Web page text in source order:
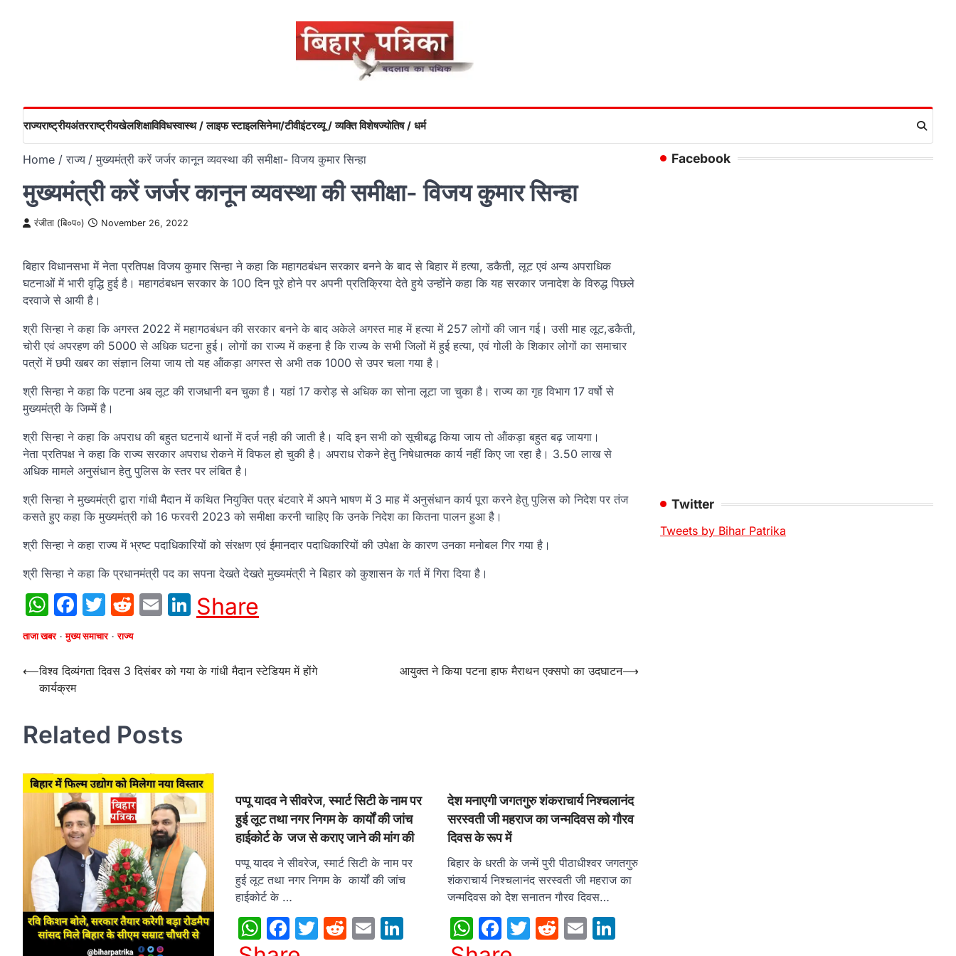
राज्यराष्ट्रीयअंतरराष्ट्रीयखेलशिक्षाविविधस्वास्थ / लाइफ स्टाइलसिनेमा/टीवीइंटरव्यू / व्यक्ति विशेषज्योतिष / धर्म
Home राज्य मुख्यमंत्री करें जर्जर कानून व्यवस्था की समीक्षा- विजय कुमार सिन्हा
मुख्यमंत्री करें जर्जर कानून व्यवस्था की समीक्षा- विजय कुमार सिन्हा
रंजीता (बि०प०) November 26, 2022
बिहार विधानसभा में नेता प्रतिपक्ष विजय कुमार सिन्हा ने कहा कि महागठबंधन सरकार बनने के बाद से बिहार में हत्या, डकैती, लूट एवं अन्य अपराधिक
घटनाओं में भारी वृद्धि हुई है। महागठंबधन सरकार के 100 दिन पूरे होने पर अपनी प्रतिक्रिया देते हुये उन्होंने कहा कि यह सरकार जनादेश के विरुद्ध पिछले
दरवाजे से आयी है।
श्री सिन्हा ने कहा कि अगस्त 2022 में महागठबंधन की सरकार बनने के बाद अकेले अगस्त माह में हत्या में 257 लोगों की जान गई। उसी माह लूट,डकैती,
चोरी एवं अपरहण की 5000 से अधिक घटना हुई। लोगों का राज्य में कहना है कि राज्य के सभी जिलों में हुई हत्या, एवं गोली के शिकार लोगों का समाचार
पत्रों में छपी खबर का संज्ञान लिया जाय तो यह ऑंकड़ा अगस्त से अभी तक 1000 से उपर चला गया है।
श्री सिन्हा ने कहा कि पटना अब लूट की राजधानी बन चुका है। यहां 17 करोड़ से अधिक का सोना लूटा जा चुका है। राज्य का गृह विभाग 17 वर्षो से
मुख्यमंत्री के जिम्में है।
श्री सिन्हा ने कहा कि अपराध की बहुत घटनायें थानों में दर्ज नही की जाती है। यदि इन सभी को सूचीबद्ध किया जाय तो ऑंकड़ा बहुत बढ़ जायगा।
नेता प्रतिपक्ष ने कहा कि राज्य सरकार अपराध रोकने में विफल हो चुकी है। अपराध रोकने हेतु निषेधात्मक कार्य नहीं किए जा रहा है। 3.50 लाख से
अधिक मामले अनुसंधान हेतु पुलिस के स्तर पर लंबित है।
श्री सिन्हा ने मुख्यमंत्री द्वारा गांधी मैदान में कथित नियुक्ति पत्र बंटवारे में अपने भाषण में 3 माह में अनुसंधान कार्य पूरा करने हेतु पुलिस को निदेश पर तंज
कसते हुए कहा कि मुख्यमंत्री को 16 फरवरी 2023 को समीक्षा करनी चाहिए कि उनके निदेश का कितना पालन हुआ है।
श्री सिन्हा ने कहा राज्य में भ्रष्ट पदाधिकारियों को संरक्षण एवं ईमानदार पदाधिकारियों की उपेक्षा के कारण उनका मनोबल गिर गया है।
श्री सिन्हा ने कहा कि प्रधानमंत्री पद का सपना देखते देखते मुख्यमंत्री ने बिहार को कुशासन के गर्त में गिरा दिया है।
WhatsApp
Facebook
Twitter
Reddit
EmailLinkedIn
Share
ताजा खबर मुख्य समाचार राज्य
Post
navigation
⟵विश्व दिव्यंगता दिवस 3 दिसंबर को गया के गांधी मैदान स्टेडियम में होंगे
कार्यक्रम
आयुक्त ने किया पटना हाफ मैराथन एक्सपो का उदघाटन⟶
Related Posts
पप्पू यादव ने सीवरेज, स्मार्ट सिटी के नाम पर
हुई लूट तथा नगर निगम के कार्यों की जांच
हाईकोर्ट के जज से कराए जाने की मांग की
पप्पू यादव ने सीवरेज, स्मार्ट सिटी के नाम पर
हुई लूट तथा नगर निगम के कार्यों की जांच
हाईकोर्ट के …
WhatsApp
Facebook
Twitter
Reddit
EmailLinkedIn
देश मनाएगी जगतगुरु शंकराचार्य निश्चलानंद
सरस्वती जी महराज का जन्मदिवस को गौरव
दिवस के रूप में
बिहार के धरती के जन्में पुरी पीठाधीश्वर जगतगुरु
शंकराचार्य निश्चलानंद सरस्वती जी महराज का
जन्मदिवस को देेेश सनातन गौरव दिवस…
WhatsApp
Facebook
Twitter
Reddit
Email
Facebook
Twitter
Tweets by Bihar Patrika